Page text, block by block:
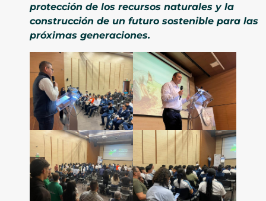
protección de los recursos naturales y la
construcción de un futuro sostenible para las
próximas generaciones.